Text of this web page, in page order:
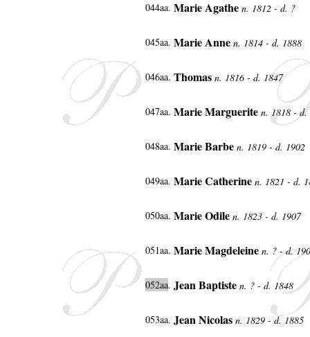
044aa. Marie Agathe n. 1812 - d. ?
045aa. Marie Anne n. 1814 - d. 1888
046aa. Thomas n. 1816 - d. 1847
047aa. Marie Marguerite n. 1818 - d.
048aa. Marie Barbe n. 1819 - d. 1902
049aa. Marie Catherine n. 1821 - d.
050aa. Marie Odile n. 1823 - d. 1907
051aa. Marie Magdeleine n. ? - d.
052aa. Jean Baptiste n. ? - d. 1848
053aa. Jean Nicolas n. 1829 - d. 1885